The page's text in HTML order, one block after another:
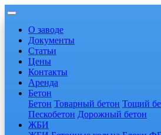
О заводе
Документы
Статьи
Цены
Контакты
Аренда
Бетон
Бетон Товарный бетон Тощий
Пескобетон Дорожный бетон
ЖБИ